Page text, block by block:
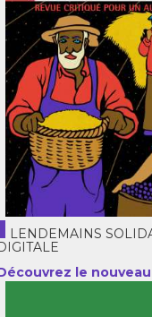
LENDEMAINS
le